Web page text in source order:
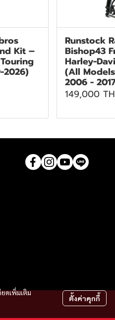
Kit –
Runstock
Bishop43
Harley-
(All
2006 -
149,000
ดเพิ่มเติม
ตั้งค่าคุกกี้